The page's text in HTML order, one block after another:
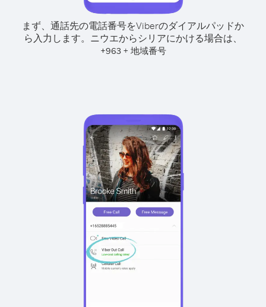
まず、通話先の電話番号をViberのダイアルパッドか
ら入力します。 ニウエからシリアにかける場合は、
+963+ 地域番号